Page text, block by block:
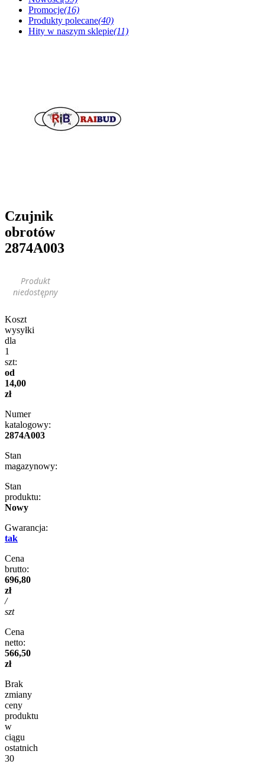
Promocje(16)
Produkty polecane(40)
Hity w naszym sklepie(11)
Czujnik
obrotów
2874A003
Produkt
niedostępny
Koszt
wysyłki
dla
1
szt:
od
14,00
zł
Numer
katalogowy:
2874A003
Stan
magazynowy:
Stan
produktu:
Nowy
Gwarancja:
tak
Cena
brutto:
696,80
zł
/
szt
Cena
netto:
566,50
zł
Brak
zmiany
ceny
produktu
w
ciągu
ostatnich
30